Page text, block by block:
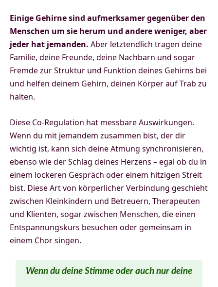
Einige Gehirne sind aufmerksamer gegenüber den
Menschen um sie herum und andere weniger, aber
jeder hat jemanden. Aber letztendlich tragen deine
Familie, deine Freunde, deine Nachbarn und sogar
Fremde zur Struktur und Funktion deines Gehirns bei
und helfen deinem Gehirn, deinen Körper auf Trab zu
halten.
Diese Co-Regulation hat messbare Auswirkungen.
Wenn du mit jemandem zusammen bist, der dir
wichtig ist, kann sich deine Atmung synchronisieren,
ebenso wie der Schlag deines Herzens – egal ob du in
einem lockeren Gespräch oder einem hitzigen Streit
bist. Diese Art von körperlicher Verbindung geschieht
zwischen Kleinkindern und Betreuern, Therapeuten
und Klienten, sogar zwischen Menschen, die einen
Entspannungskurs besuchen oder gemeinsam in
einem Chor singen.
Wenn du deine Stimme oder auch nur deine